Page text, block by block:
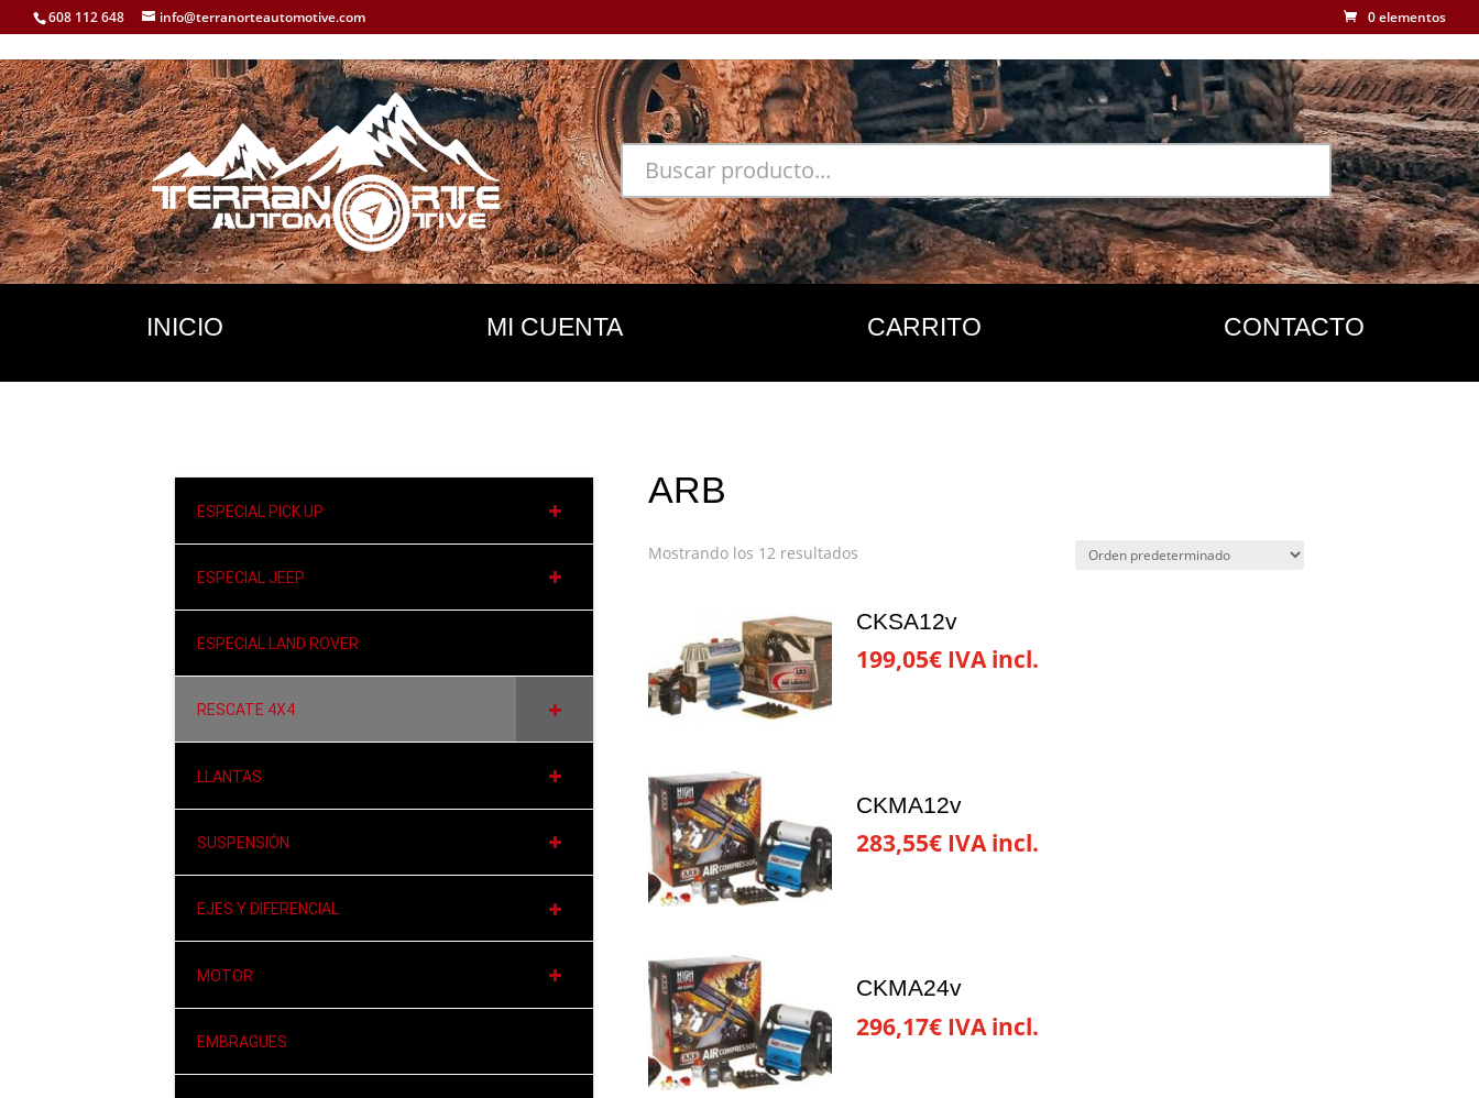
608 112 648 info@terranorteautomotive.com 0 elementos
INICIO MI CUENTA CARRITO CONTACTO
ESPECIAL PICK UP
ESPECIAL JEEP
ESPECIAL LAND ROVER
RESCATE 4X4
LLANTAS
SUSPENSIÓN
EJES Y DIFERENCIAL
MOTOR
EMBRAGUES
ARB
Mostrando los 12 resultados
CKSA12v
199,05€ IVA incl.
CKMA12v
283,55€ IVA incl.
CKMA24v
296,17€ IVA incl.